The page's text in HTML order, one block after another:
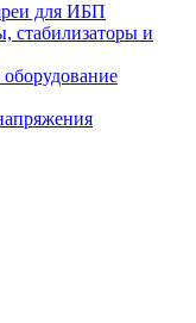
для ИБП
стабилизаторы и